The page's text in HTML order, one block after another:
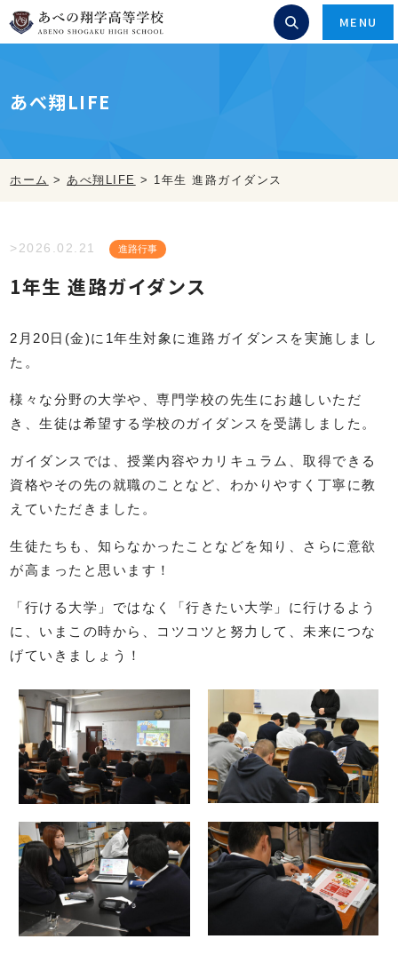
MENU
あべ翔LIFE
ホーム >あべ翔LIFE > 1年生 進路ガイダンス
>2026.02.21 進路行事
1年生 進路ガイダンス
2月20日(金)に1年生対象に進路ガイダンスを実施しまし
た。
様々な分野の大学や、専門学校の先生にお越しいただ
き、生徒は希望する学校のガイダンスを受講しました。
ガイダンスでは、授業内容やカリキュラム、取得できる
資格やその先の就職のことなど、わかりやすく丁寧に教
えていただきました。
生徒たちも、知らなかったことなどを知り、さらに意欲
が高まったと思います！
「行ける大学」ではなく「行きたい大学」に行けるよう
に、いまこの時から、コツコツと努力して、未来につな
げていきましょう！